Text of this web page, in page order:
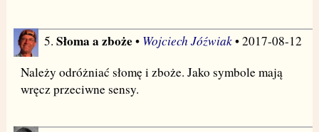
5. Słoma a zboże• Wojciech Jóźwiak• 2017-08-12
Należy odróżniać słomę i zboże. Jako symbole mają
wręcz przeciwne sensy.